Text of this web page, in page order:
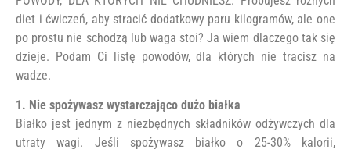
diet i ćwiczeń, aby stracić dodatkowy paru kilogramów, ale one
po prostu nie schodzą lub waga stoi? Ja wiem dlaczego tak się
dzieje. Podam Ci listę powodów, dla których nie tracisz na
wadze.
1. Nie spożywasz wystarczająco dużo białka
Białko jest jednym z niezbędnych składników odżywczych dla
utraty wagi. Jeśli spożywasz białko o 25-30% kalorii,